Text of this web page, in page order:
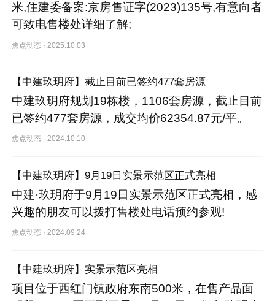
米,住建委备案:京房售证字(2023)135号,有意向者
可致电售楼处详细了解;
焦点动态 · 2025.10.03
【中建玖玥府】截止目前已签约477套房源
中建玖玥府规划19栋楼，1106套房源，截止目前
已签约477套房源，成交均价62354.87元/平。
焦点动态 ·2024.10.10
【中建玖玥府】9月19日实景示范区正式亮相
中建·玖玥府于9月19日实景示范区正式亮相，感
兴趣的朋友可以拨打售楼处电话预约参观!
焦点动态 ·2024.09.24
【中建玖玥府】实景示范区亮相
项目位于西红门镇政府东南500米，在售产品面